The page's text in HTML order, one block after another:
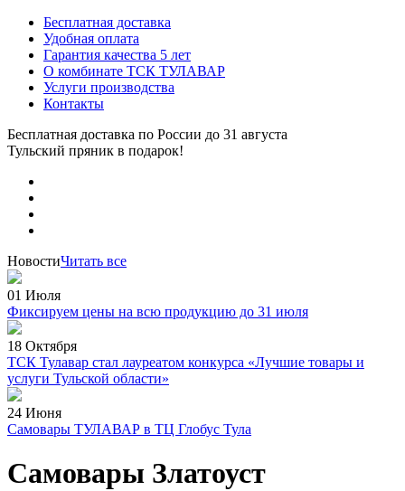
Бесплатная доставка
Удобная оплата
Гарантия качества 5 лет
О комбинате ТСК ТУЛАВАР
Услуги производства
Контакты
Бесплатная доставка по России до 31 августа
Тульский пряник в подарок!
НовостиЧитать все
01 Июля
Фиксируем цены на всю продукцию до 31 июля
18 Октября
ТСК Тулавар стал лауреатом конкурса «Лучшие товары и
услуги Тульской области»
24 Июня
Самовары ТУЛАВАР в ТЦ Глобус Тула
Самовары Златоуст